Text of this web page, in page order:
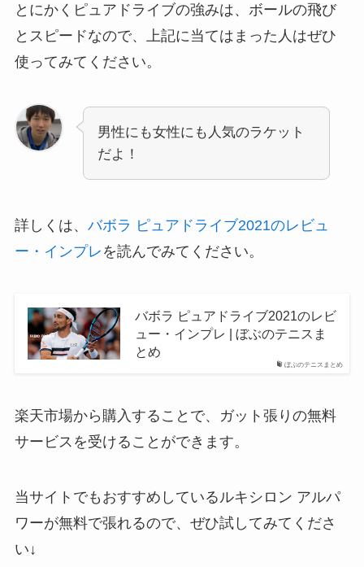
とにかくピュアドライブの強みは、ボールの飛び
とスピードなので、上記に当てはまった人はぜひ
使ってみてください。
男性にも女性にも人気のラケット
だよ！
詳しくは、 バボラ ピュアドライブ2021のレビュ
ー・インプレ を読んでみてください。
ぼぶのテニスまとめ
バボラ ピュアドライブ2021のレビ
ュー・インプレ | ぼぶのテニスま
とめ
楽天市場から購入することで、ガット張りの無料
サービスを受けることができます。
当サイトでもおすすめしているルキシロン アルパ
ワーが無料で張れるので、ぜひ試してみてくださ
い↓